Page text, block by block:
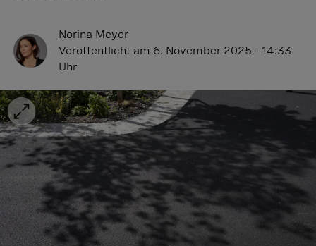
Norina Meyer
Veröffentlicht am 6. November 2025 - 14:33
Uhr